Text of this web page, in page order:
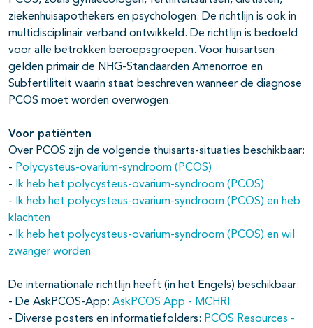
ziekenhuisapothekers en psychologen. De richtlijn is ook in
multidisciplinair verband ontwikkeld. De richtlijn is bedoeld
voor alle betrokken beroepsgroepen. Voor huisartsen
gelden primair de NHG-Standaarden Amenorroe en
Subfertiliteit waarin staat beschreven wanneer de diagnose
PCOS moet worden overwogen.
Voor patiënten
Over PCOS zijn de volgende thuisarts-situaties beschikbaar:
- Polycysteus-ovarium-syndroom (PCOS)
-
Ik heb het polycysteus-ovarium-syndroom (PCOS)
-
Ik heb het polycysteus-ovarium-syndroom (PCOS) en heb
klachten
-
Ik heb het polycysteus-ovarium-syndroom (PCOS) en wil
zwanger worden
De internationale richtlijn heeft (in het Engels) beschikbaar:
- De AskPCOS-App: AskPCOS App - MCHRI
- Diverse posters en informatiefolders: PCOS Resources -